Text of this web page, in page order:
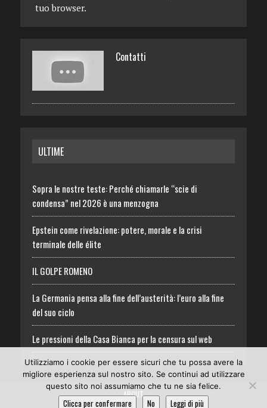
tuo browser.
Contatti
ULTIME
Sopra le nostre teste: Perché chiamarle “scie di
condensa” nel 2026 è una menzogna
Epstein come rivelazione: potere, morale e la crisi
terminale delle élite
IL GOLPE ROMENO
La Germania pensa alla fine dell’austerità: l’euro alla fine
del suo ciclo
Le pressioni della Casa Bianca per la censura sul web
ABOUT
Utilizziamo i cookie per essere sicuri che tu possa avere la
migliore esperienza sul nostro sito. Se continui ad utilizzare
questo sito noi assumiamo che tu ne sia felice.
Clicca per confermare No Leggi di più